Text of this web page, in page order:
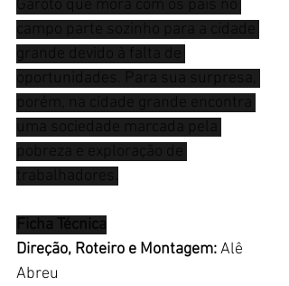
Direção, Roteiro e Montagem: Alê
Abreu